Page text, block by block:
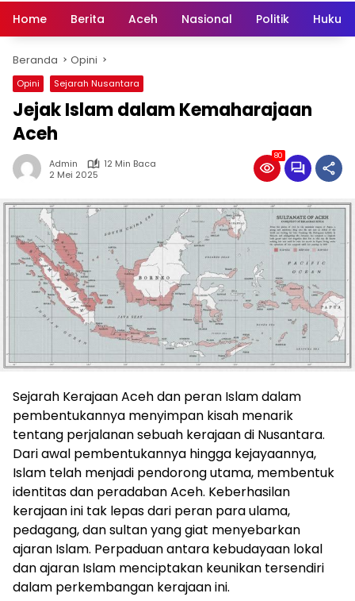
Home Berita Aceh Nasional Politik
Beranda Opini
Opini Sejarah Nusantara
Jejak Islam dalam Kemaharajaan
Aceh
Admin
12 Min Baca
2 Mei 2025
80
Sejarah Kerajaan Aceh dan peran Islam dalam
pembentukannya menyimpan kisah menarik
tentang perjalanan sebuah kerajaan di Nusantara.
Dari awal pembentukannya hingga kejayaannya,
Islam telah menjadi pendorong utama, membentuk
identitas dan peradaban Aceh. Keberhasilan
kerajaan ini tak lepas dari peran para ulama,
pedagang, dan sultan yang giat menyebarkan
ajaran Islam. Perpaduan antara kebudayaan lokal
dan ajaran Islam menciptakan keunikan tersendiri
dalam perkembangan kerajaan ini.